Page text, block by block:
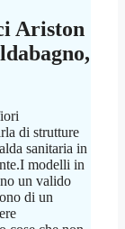
Ariston
di strutture
sanitaria in
modelli in
un valido
di un